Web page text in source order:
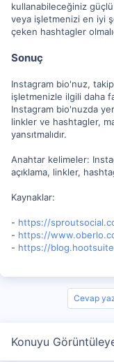
kullanabileceğiniz
veya işletmenizi en iyi
çeken hashtagler
Sonuç
Instagram bio'nuz,
işletmenizle ilgili daha
Instagram bio'nuzda yer
linkler ve hashtagler,
yansıtmalıdır.
Anahtar kelimeler:
açıklama, linkler,
Kaynaklar:
- https://
- https://
- https://
Cevap
Konuyu